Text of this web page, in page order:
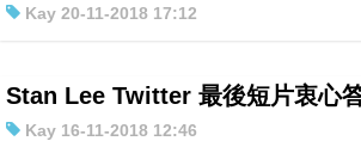
Kay 20-11-2018 17:12
Stan Lee Twitter 最後短片衷心
Kay 16-11-2018 12:46